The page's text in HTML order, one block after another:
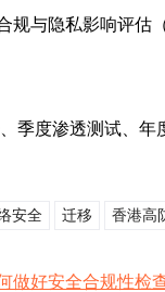
规与隐私影响评
季度渗透测试、
安全 迁移 香港高
做好安全合规性检